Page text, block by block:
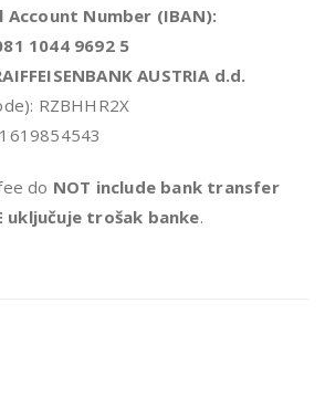
Number (IBAN):
1044 9692 5
AUSTRIA d.d.
RZBHHR2X
do NOT include bank transfer
uključuje trošak banke.